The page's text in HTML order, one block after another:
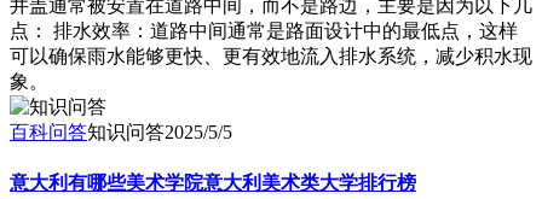
井盖通常被安置在道路中间，而不是路边，主要是因为以下几
点： 排水效率：道路中间通常是路面设计中的最低点，这样
可以确保雨水能够更快、更有效地流入排水系统，减少积水现
象。
百科问答知识问答2025/5/5
意大利有哪些美术学院意大利美术类大学排行榜